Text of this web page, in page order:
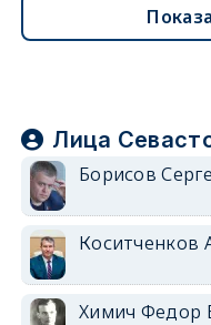
Лица
Борисов
Коситченков
Химич Федор